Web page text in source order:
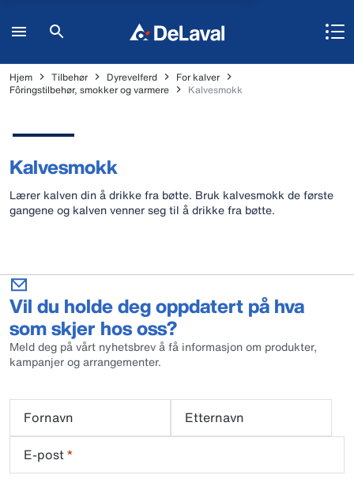
Hjem Tilbehør Dyrevelferd
For kalver
Fôringstilbehør, smokker og varmere
Kalvesmokk
Kalvesmokk
Lærer kalven din å drikke fra bøtte. Bruk kalvesmokk de første
gangene og kalven venner seg til å drikke fra bøtte.
Vil du holde deg oppdatert på hva
som skjer hos oss?
Meld deg på vårt nyhetsbrev å få informasjon om produkter,
kampanjer og arrangementer.
Fornavn
Etternavn
E-post*